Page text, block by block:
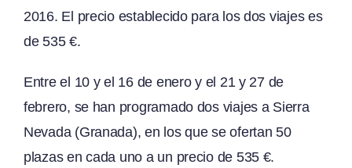
2016. El precio establecido para los dos viajes es
de 535 €.
Entre el 10 y el 16 de enero y el 21 y 27 de
febrero, se han programado dos viajes a Sierra
Nevada (Granada), en los que se ofertan 50
plazas en cada uno a un precio de 535 €.